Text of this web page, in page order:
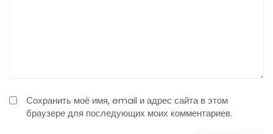
Сохранить моё имя, email и адрес сайта в этом
браузере для последующих моих комментариев.